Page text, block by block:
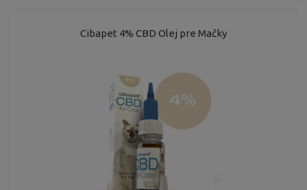
Cibapet 4% CBD Olej pre Mačky